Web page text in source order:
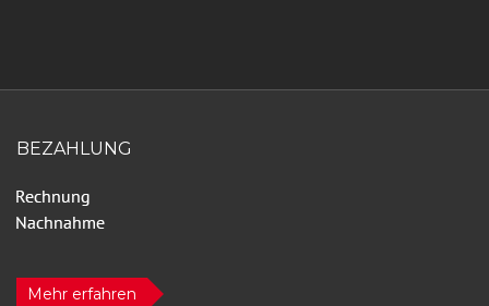
BEZAHLUNG
Mehr erfahren